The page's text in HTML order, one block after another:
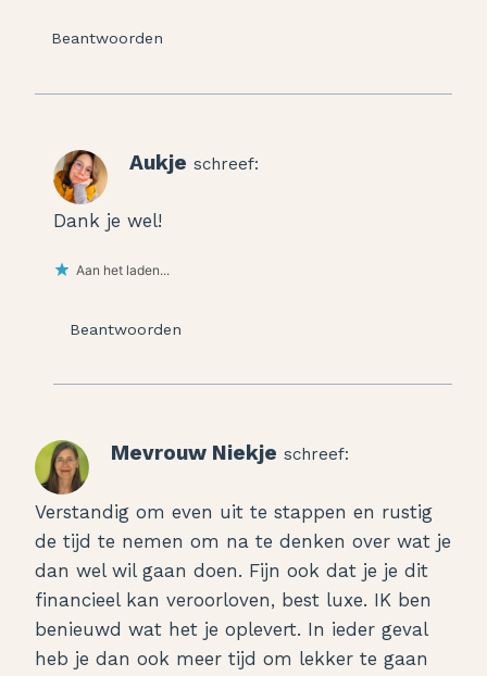
Beantwoorden
Aukje schreef:
Dank je wel!
Aan het laden...
Beantwoorden
Mevrouw Niekje schreef:
Verstandig om even uit te stappen en rustig
de tijd te nemen om na te denken over wat je
dan wel wil gaan doen. Fijn ook dat je je dit
financieel kan veroorloven, best luxe. IK ben
benieuwd wat het je oplevert. In ieder geval
heb je dan ook meer tijd om lekker te gaan